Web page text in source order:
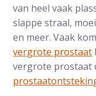
van heel vaak
slappe straal,
en meer. Vaak
vergrote prostaat
vergrote prostaat